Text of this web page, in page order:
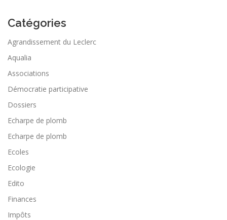
Catégories
Agrandissement du Leclerc
Aqualia
Associations
Démocratie participative
Dossiers
Echarpe de plomb
Echarpe de plomb
Ecoles
Ecologie
Edito
Finances
Impôts